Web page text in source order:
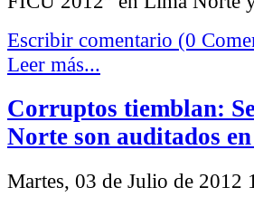
Escribir comentario (0
Leer más...
Corruptos tiemblan:
Norte son auditados
Martes, 03 de Julio de 2012